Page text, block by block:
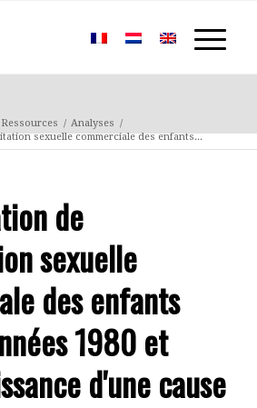
Ressources / Analyses /
sexuelle commerciale des enfants...
de
sexuelle
des enfants
1980 et
d'une cause